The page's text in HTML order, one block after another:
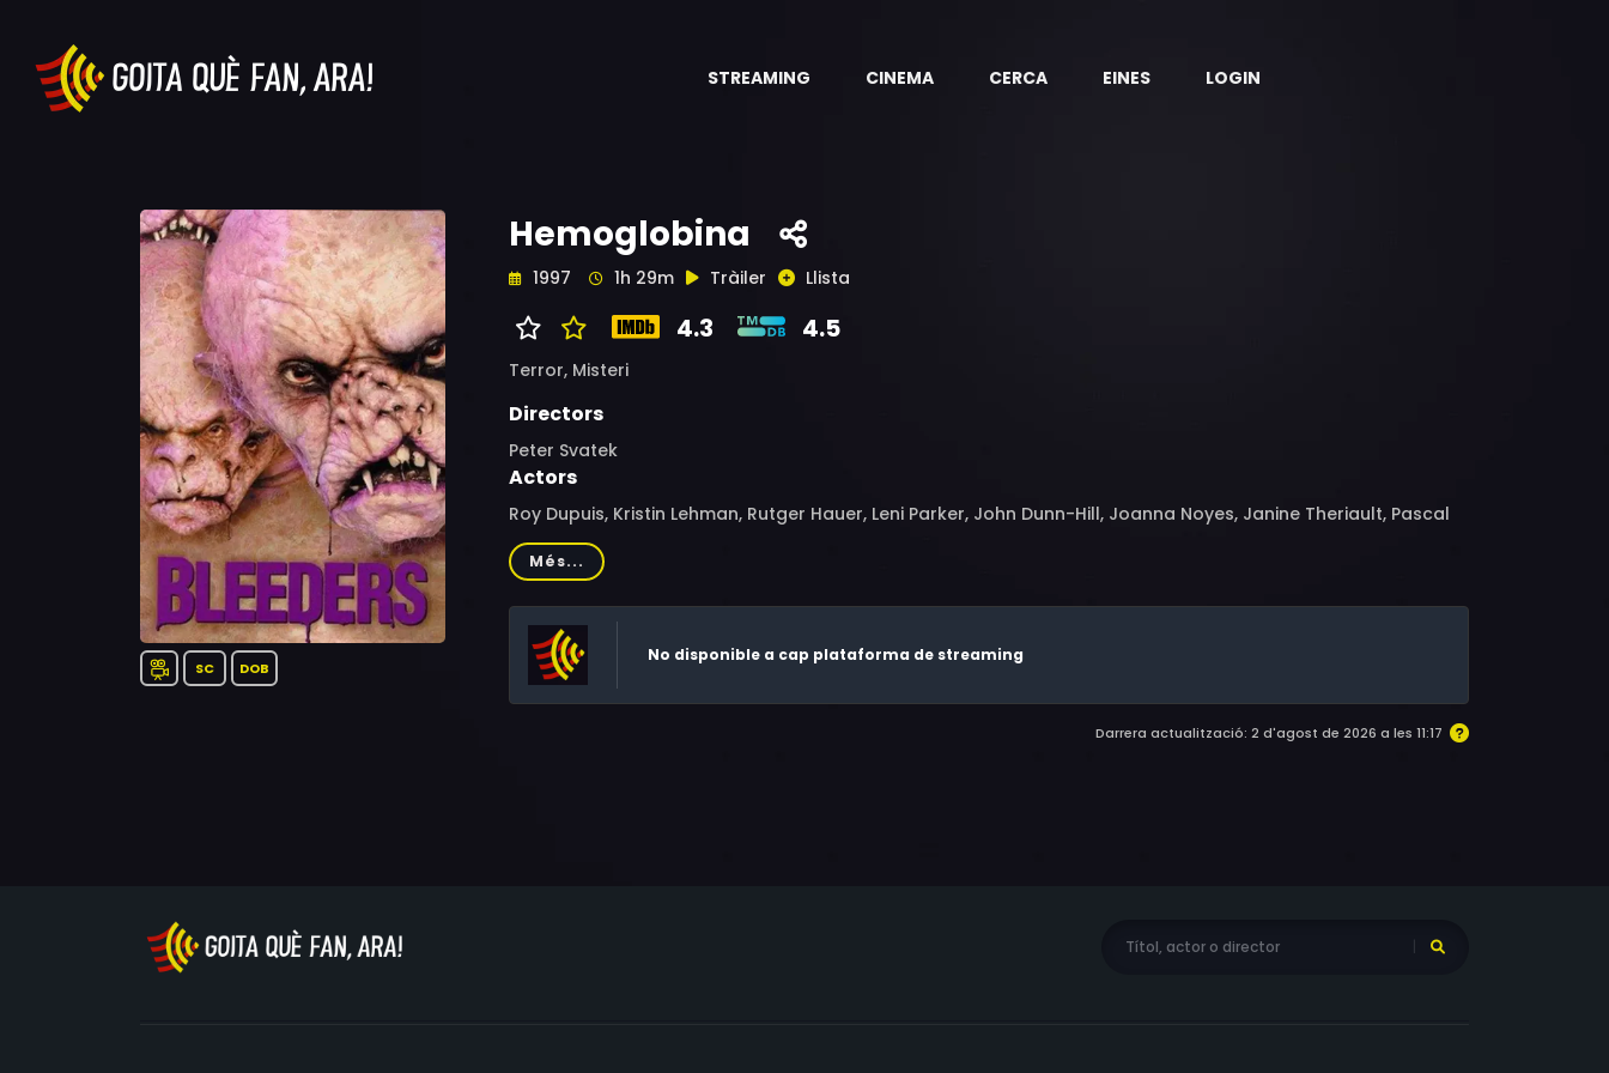
STREAMING CINEMA CERCA EINES LOGIN
SC DOB
Hemoglobina
1997 1h 29m Tràiler Llista
4.3 4.5
Terror, Misteri
Directors
Peter Svatek
Actors
Roy Dupuis, Kristin Lehman, Rutger Hauer, Leni Parker, John Dunn-Hill, Joanna Noyes, Janine Theriault, Pascal
Gruselle, Jackie Burroughs, Felicia Shulman, Michelle Brunet, John Harold Cail, David Deveau, Spencer Evans,
Carmen Ferlan, Lisa Bronwyn Moore, Christopher Heyerdahl, Gillian Ferrabee, Robert Baril, André Dandurand,
Denis Lapalme, Matthieu Parent, Gary Jewell
Més...
No disponible a cap plataforma de streaming
Darrera actualització: 2 d'agost de 2026 a les 11:17